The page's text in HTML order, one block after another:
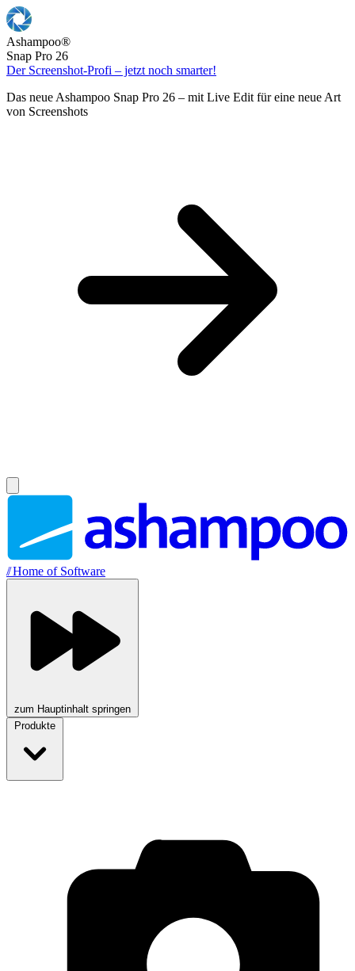
Ashampoo®
Snap Pro 26
Der Screenshot-Profi – jetzt noch smarter!
Das neue Ashampoo Snap Pro 26 – mit Live Edit für eine neue Art
von Screenshots
//Home of Software
zum Hauptinhalt springen
Produkte